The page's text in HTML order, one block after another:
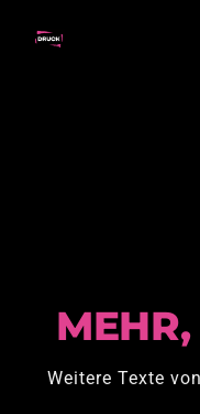
MEHR,
Weitere Texte